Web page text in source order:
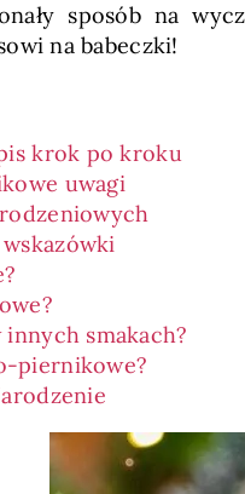
sposób na
na babeczki!
krok po kroku
uwagi
smakach?
piernikowe?